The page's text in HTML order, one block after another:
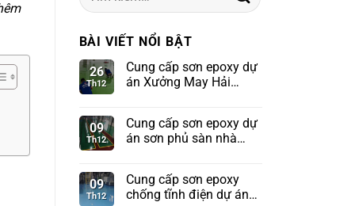
kiếm:
BÀI VIẾT NỔI BẬT
26
Th12
Cung cấp sơn epoxy dự
án Xưởng May Hải
09
Th12
Cung cấp sơn epoxy dự
án sơn phủ sàn nhà
09
Th12
Cung cấp sơn epoxy
chống tĩnh điện dự án